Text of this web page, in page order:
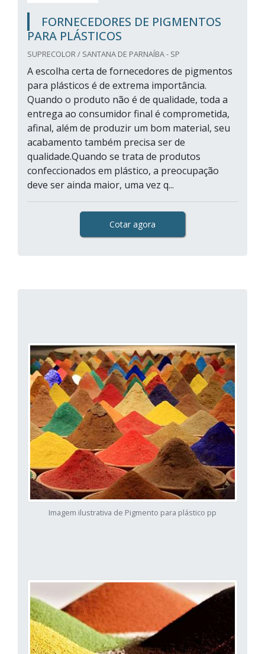
FORNECEDORES DE PIGMENTOS
PARA PLÁSTICOS
SUPRECOLOR / SANTANA DE PARNAÍBA - SP
A escolha certa de fornecedores de pigmentos
para plásticos é de extrema importância.
Quando o produto não é de qualidade, toda a
entrega ao consumidor final é comprometida,
afinal, além de produzir um bom material, seu
acabamento também precisa ser de
qualidade.Quando se trata de produtos
confeccionados em plástico, a preocupação
deve ser ainda maior, uma vez q...
Cotar agora
Imagem ilustrativa de Pigmento para plástico pp